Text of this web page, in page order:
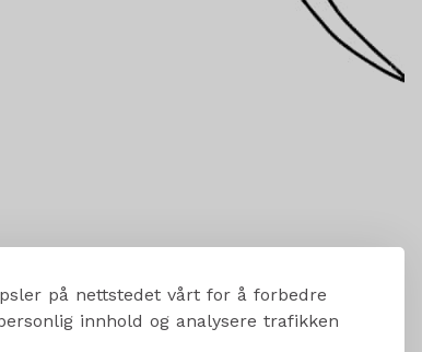
på nettstedet vårt for å forbedre
innhold og analysere trafikken